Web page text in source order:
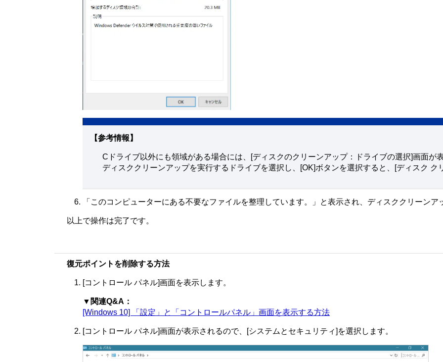
【参考情報】
Cドライブ以外にも領域がある場合には、[ディスクのクリーンアップ：ドライブの選択]画面が
ディスククリーンアップを実行するドライブを選択し、[OK]ボタンを選択すると、[ディスク ク
「このコンピューターにある不要なファイルを整理しています。」と表示され、ディスククリーンア
以上で操作は完了です。
復元ポイントを削除する方法
[コントロール パネル]画面を表示します。
▼関連Q&A：
[Windows 10] 「設定」と「コントロールパネル」画面を表示する方法
[コントロール パネル]画面が表示されるので、[システムとセキュリティ]を選択します。